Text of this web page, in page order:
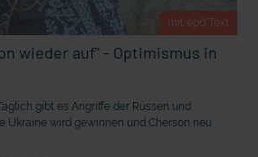
mit epd Text
wieder auf" - Optimismus in
gibt es Angriffe der Russen und
Ukraine wird gewinnen und Cherson neu